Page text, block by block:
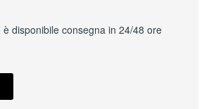
disponibile consegna in 24/48 ore